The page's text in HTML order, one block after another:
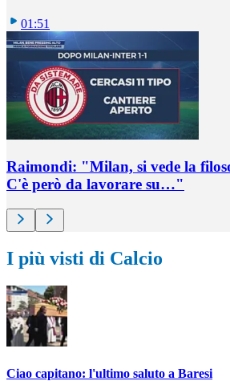
01:51
Raimondi: "Milan, si vede la
C'è però da lavorare su…"
I più visti di Calcio
Ciao capitano: l'ultimo saluto a Baresi